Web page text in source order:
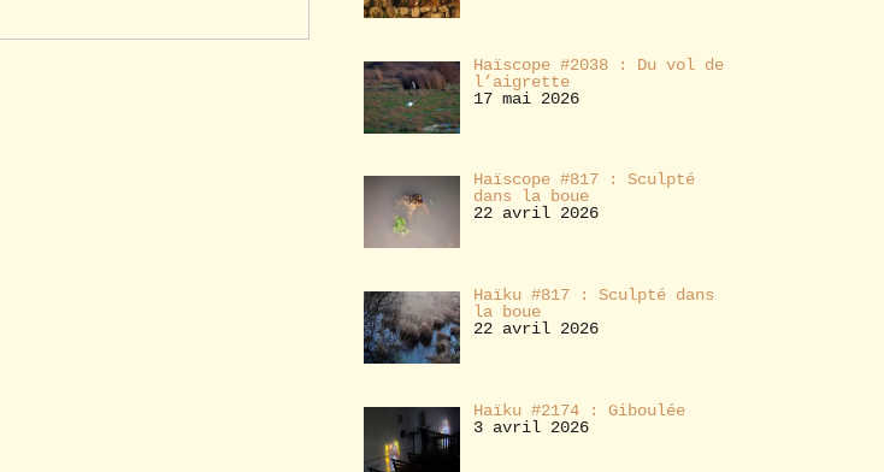
Haïscope #2038 : Du vol de
l’aigrette
17 mai 2026
Haïscope #817 : Sculpté
dans la boue
22 avril 2026
Haïku #817 : Sculpté dans
la boue
22 avril 2026
Haïku #2174 : Giboulée
3 avril 2026